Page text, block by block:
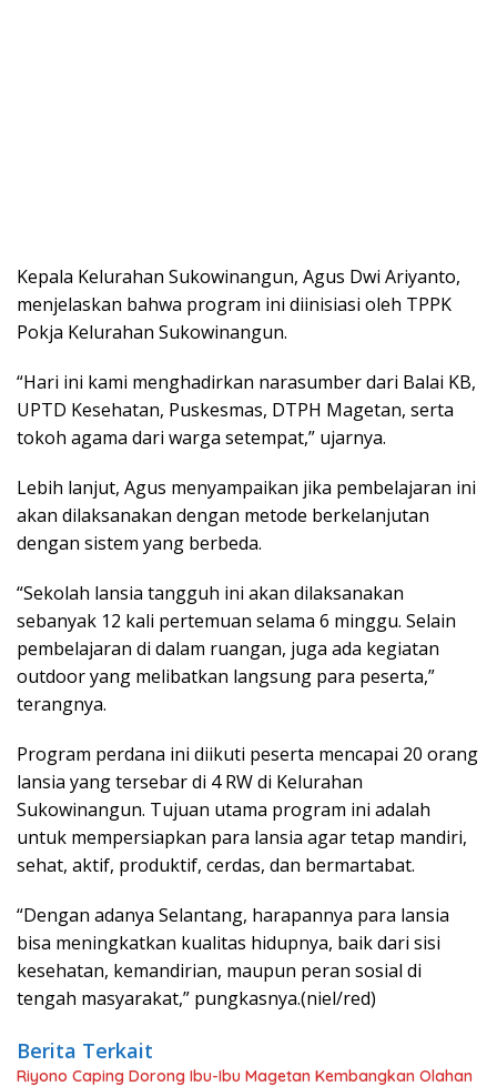
Kepala Kelurahan Sukowinangun, Agus Dwi Ariyanto,
menjelaskan bahwa program ini diinisiasi oleh TPPK
Pokja Kelurahan Sukowinangun.
“Hari ini kami menghadirkan narasumber dari Balai KB,
UPTD Kesehatan, Puskesmas, DTPH Magetan, serta
tokoh agama dari warga setempat,” ujarnya.
Lebih lanjut, Agus menyampaikan jika pembelajaran ini
akan dilaksanakan dengan metode berkelanjutan
dengan sistem yang berbeda.
“Sekolah lansia tangguh ini akan dilaksanakan
sebanyak 12 kali pertemuan selama 6 minggu. Selain
pembelajaran di dalam ruangan, juga ada kegiatan
outdoor yang melibatkan langsung para peserta,”
terangnya.
Program perdana ini diikuti peserta mencapai 20 orang
lansia yang tersebar di 4 RW di Kelurahan
Sukowinangun. Tujuan utama program ini adalah
untuk mempersiapkan para lansia agar tetap mandiri,
sehat, aktif, produktif, cerdas, dan bermartabat.
“Dengan adanya Selantang, harapannya para lansia
bisa meningkatkan kualitas hidupnya, baik dari sisi
kesehatan, kemandirian, maupun peran sosial di
tengah masyarakat,” pungkasnya.(niel/red)
Berita Terkait
Riyono Caping Dorong Ibu-Ibu Magetan Kembangkan Olahan